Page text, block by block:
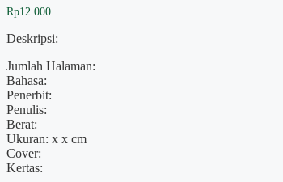
Rp12.000
Deskripsi:
Jumlah Halaman:
Bahasa:
Penerbit:
Penulis:
Berat:
Ukuran: x x cm
Cover:
Kertas: